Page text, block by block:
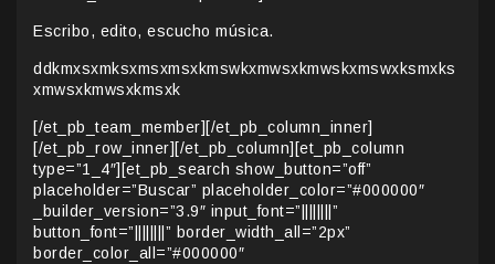
Escribo, edito, escucho música.
ddkmxsxmksxmsxmsxkmswkxmwsxkmwskxmswxksmxks
xmwsxkmwsxkmsxk
[/et_pb_team_member][/et_pb_column_inner]
[/et_pb_row_inner][/et_pb_column][et_pb_column
type=”1_4″][et_pb_search show_button=”off”
placeholder=”Buscar” placeholder_color=”#000000″
_builder_version=”3.9″ input_font=”||||||||”
button_font=”||||||||” border_width_all=”2px”
border_color_all=”#000000″